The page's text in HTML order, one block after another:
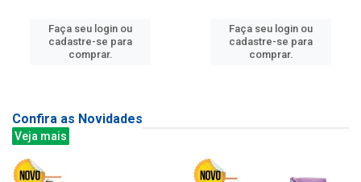
Faça seu login ou
cadastre-se para
comprar.
Faça seu login ou
cadastre-se para
comprar.
Confira as Novidades
Veja mais